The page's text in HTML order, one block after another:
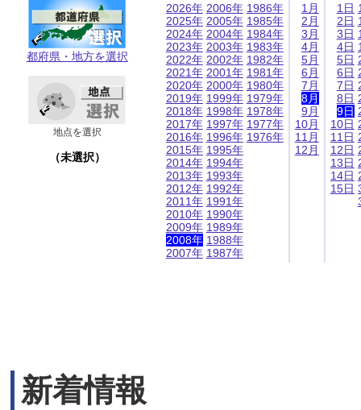
都府県・地方を選択
地点を選択
（未選択）
2026年
2025年
2024年
2023年
2022年
2021年
2020年
2019年
2018年
2017年
2016年
2015年
2014年
2013年
2012年
2011年
2010年
2009年
2008年
2007年
2006年
2005年
2004年
2003年
2002年
2001年
2000年
1999年
1998年
1997年
1996年
1995年
1994年
1993年
1992年
1991年
1990年
1989年
1988年
1987年
1986年
1985年
1984年
1983年
1982年
1981年
1980年
1979年
1978年
1977年
1976年
1月
2月
3月
4月
5月
6月
7月
8月
9月
10月
11月
12月
1日
2日
3日
4日
5日
6日
7日
8日
9日
10日
11日
12日
13日
14日
15日
新着情報